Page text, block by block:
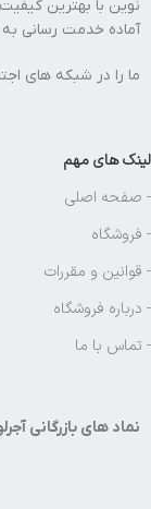
نوین با بهترین
آماده خدمت رسانی
ما را در شبکه های
لینک های مهم
- صفحه اصلی
- فروشگاه
- قوانین و مقررات
- درباره فروشگاه
- تماس با ما
نماد های بازرگانی